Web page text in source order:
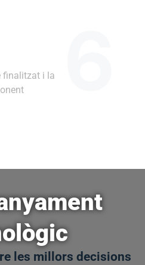
finalitzat i la
les millors decisions